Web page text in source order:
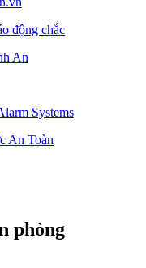
động chắc
An
Systems
An Toàn
phòng